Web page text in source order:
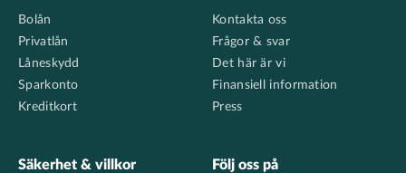
Bolån
Privatlån
Låneskydd
Sparkonto
Kreditkort
Kontakta oss
Frågor & svar
Det här är vi
Finansiell information
Press
Säkerhet & villkor Följ oss på